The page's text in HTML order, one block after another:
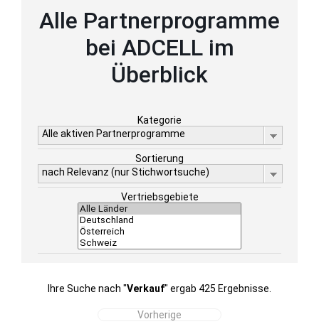
Alle Partnerprogramme
bei ADCELL im
Überblick
Kategorie
Alle aktiven Partnerprogramme
Sortierung
nach Relevanz (nur Stichwortsuche)
Vertriebsgebiete
Ihre Suche nach "Verkauf" ergab 425 Ergebnisse.
Vorherige